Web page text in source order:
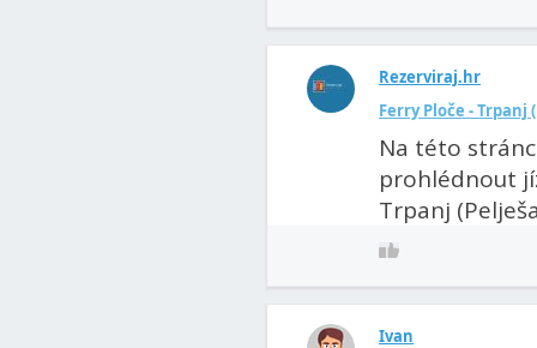
Rezerviraj.hr
Ferry Ploče - Trpanj
Na této
prohlédnout
Trpanj
Ivan